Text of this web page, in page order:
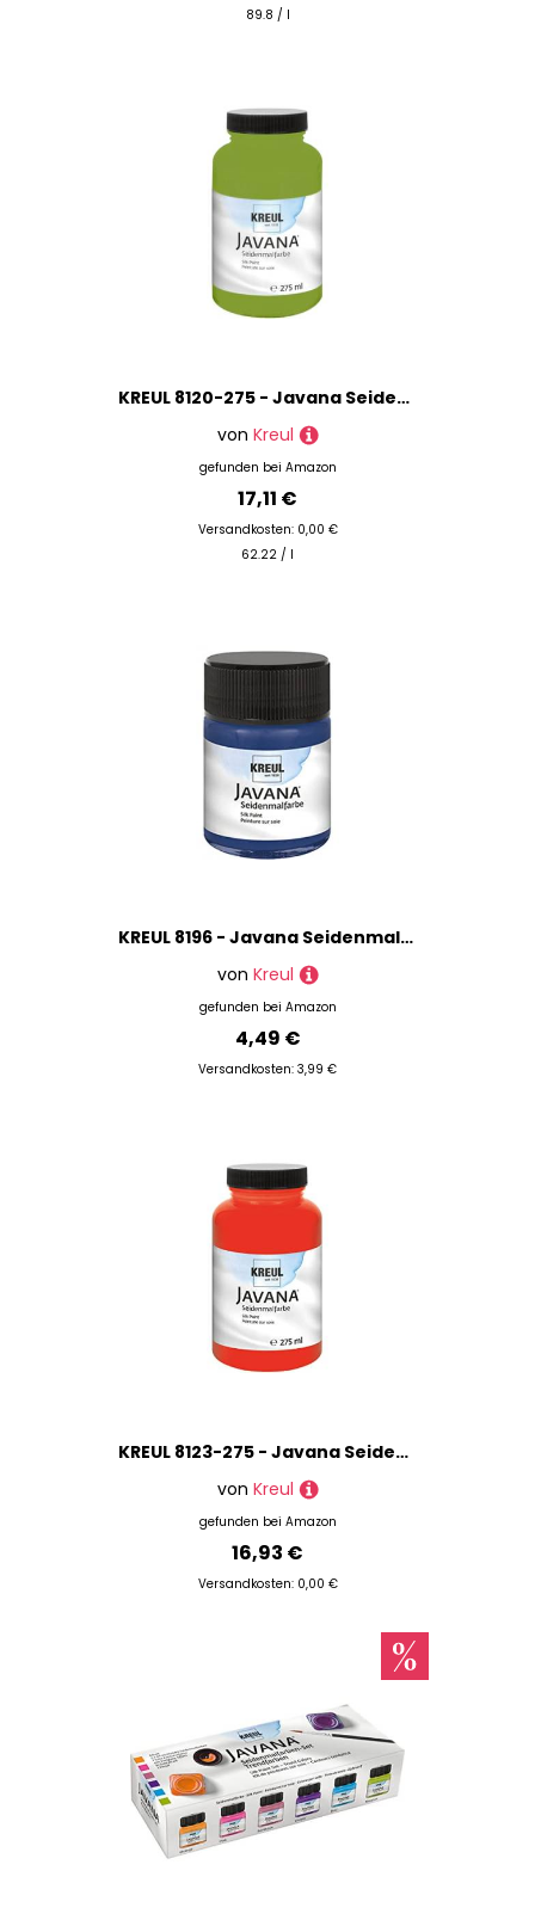
89.8 / l
KREUL 8120-275 - Javana Seidenmalfarbe 275 ml, olivgrün, hochpigmentierte und brillante Farbe auf Wasserbasis, mit fließend flüssigem Charakter, dringt tief in die Fasern ein
von Kreul
gefunden bei Amazon
17,11 €
Versandkosten: 0,00 €
62.22 / l
KREUL 8196 - Javana Seidenmalfarbe im 50 ml Glas, nachtblau, hochpigmentierte und brillante Farbe auf Wasserbasis, mit fließend flüssigem Charakter, dringt tief in die Fasern ein
von Kreul
gefunden bei Amazon
4,49 €
Versandkosten: 3,99 €
KREUL 8123-275 - Javana Seidenmalfarbe 275 ml, rosenrot, hochpigmentierte und brillante Farbe auf Wasserbasis, mit fließend flüssigem Charakter, dringt tief in die Fasern ein
von Kreul
gefunden bei Amazon
16,93 €
Versandkosten: 0,00 €